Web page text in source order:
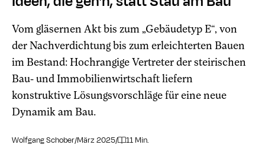
Vom gläsernen Akt bis zum „Gebäudetyp E“, von
der Nachverdichtung bis zum erleichterten Bauen
im Bestand: Hochrangige Vertreter der steirischen
Bau- und Immobilienwirtschaft liefern
konstruktive Lösungsvorschläge für eine neue
Dynamik am Bau.
Wolfgang Schober/März 2025/ 11 Min.